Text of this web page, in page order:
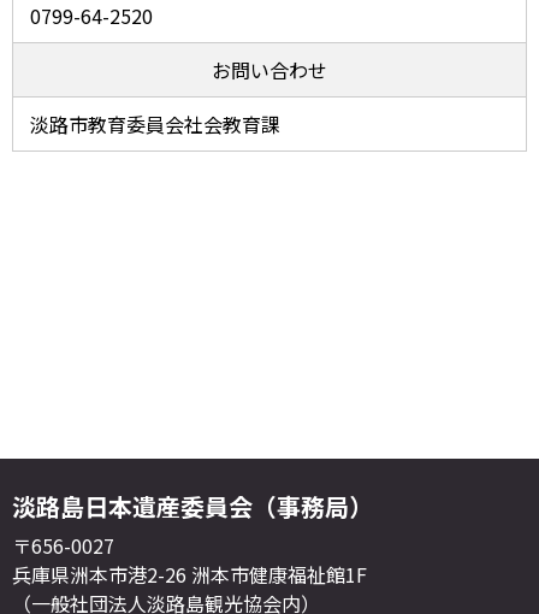
0799-64-2520
お問い合わせ
淡路市教育委員会社会教育課
淡路島日本遺産委員会（事務局）
〒656-0027
兵庫県洲本市港2-26 洲本市健康福祉館1F
（一般社団法人淡路島観光協会内）